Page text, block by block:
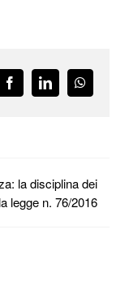
FacebookLinkedInWhatsApp
la disciplina dei
legge n. 76/2016